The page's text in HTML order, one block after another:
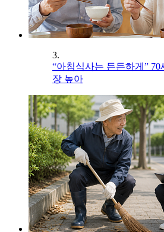
3.
“아침식사는 든든하게”
장 높아